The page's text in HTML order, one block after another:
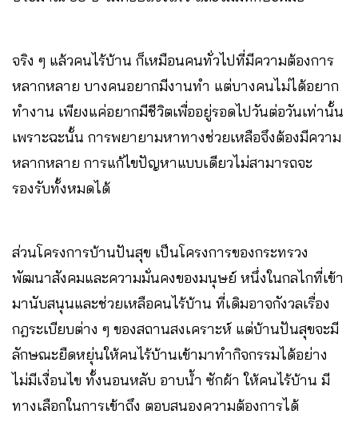
จริง ๆ แล้วคนไร้บ้าน ก็เหมือนคนทั่วไปที่มีความต้องการ
หลากหลาย บางคนอยากมีงานทำ แต่บางคนไม่ได้อยาก
ทำงาน เพียงแค่อยากมีชีวิตเพื่ออยู่รอดไปวันต่อวันเท่านั้น
เพราะฉะนั้น การพยายามหาทางช่วยเหลือจึงต้องมีความ
หลากหลาย การแก้ไขปัญหาแบบเดียวไม่สามารถจะ
รองรับทั้งหมดได้
ส่วนโครงการบ้านปันสุข เป็นโครงการของกระทรวง
พัฒนาสังคมและความมั่นคงของมนุษย์ หนึ่งในกลไกที่เข้า
มานับสนุนและช่วยเหลือคนไร้บ้าน ที่เดิมอาจกังวลเรื่อง
กฎระเบียบต่าง ๆ ของสถานสงเคราะห์ แต่บ้านปันสุขจะมี
ลักษณะยืดหยุ่นให้คนไร้บ้านเข้ามาทำกิจกรรมได้อย่าง
ไม่มีเงื่อนไข ทั้งนอนหลับ อาบน้ำ ซักผ้า ให้คนไร้บ้าน มี
ทางเลือกในการเข้าถึง ตอบสนองความต้องการได้